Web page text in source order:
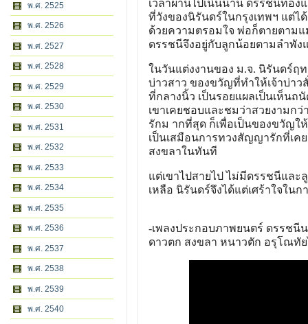
พ.ศ. 2525
พ.ศ. 2526
พ.ศ. 2527
พ.ศ. 2528
พ.ศ. 2529
พ.ศ. 2530
พ.ศ. 2531
พ.ศ. 2532
พ.ศ. 2533
พ.ศ. 2534
พ.ศ. 2535
พ.ศ. 2536
พ.ศ. 2537
พ.ศ. 2538
พ.ศ. 2539
พ.ศ. 2540
เวลาผ่านไปเนิ่นนาน ดรรชนีท้อ
ที่วังของนิรันดร์ในกรุงเทพฯ แต่
ด้วยความตรอมใจ พ่อก็ตายตาม
ดรรชนีจึงอยู่กับลูกน้อยตามลำพัง
ในวันแต่งงานของ ม.จ. นิรันดร์ฤ
บ่าวสาว ของขวัญที่ทำให้เจ้าบ่า
ที่กลางนิ้ว เป็นรอยแผลเป็นเห็น
เขาเคยชอบและชมว่าสวยงามก
รักม ากที่สุด ก็เพื่อเป็นของขวัญใ
เป็นเสมือนการทวงสัญญารักที่เค
สงขลาในทันที
แต่เขาไปสายไป ไม่มีดรรชนีและ
เหลือ นิรันดร์จึงได้แต่เศร้าใจใ
-เพลงประกอบภาพยนตร์ ดรรชนี
ดาวตก สงขลา หนาวตัก อรุโณทั